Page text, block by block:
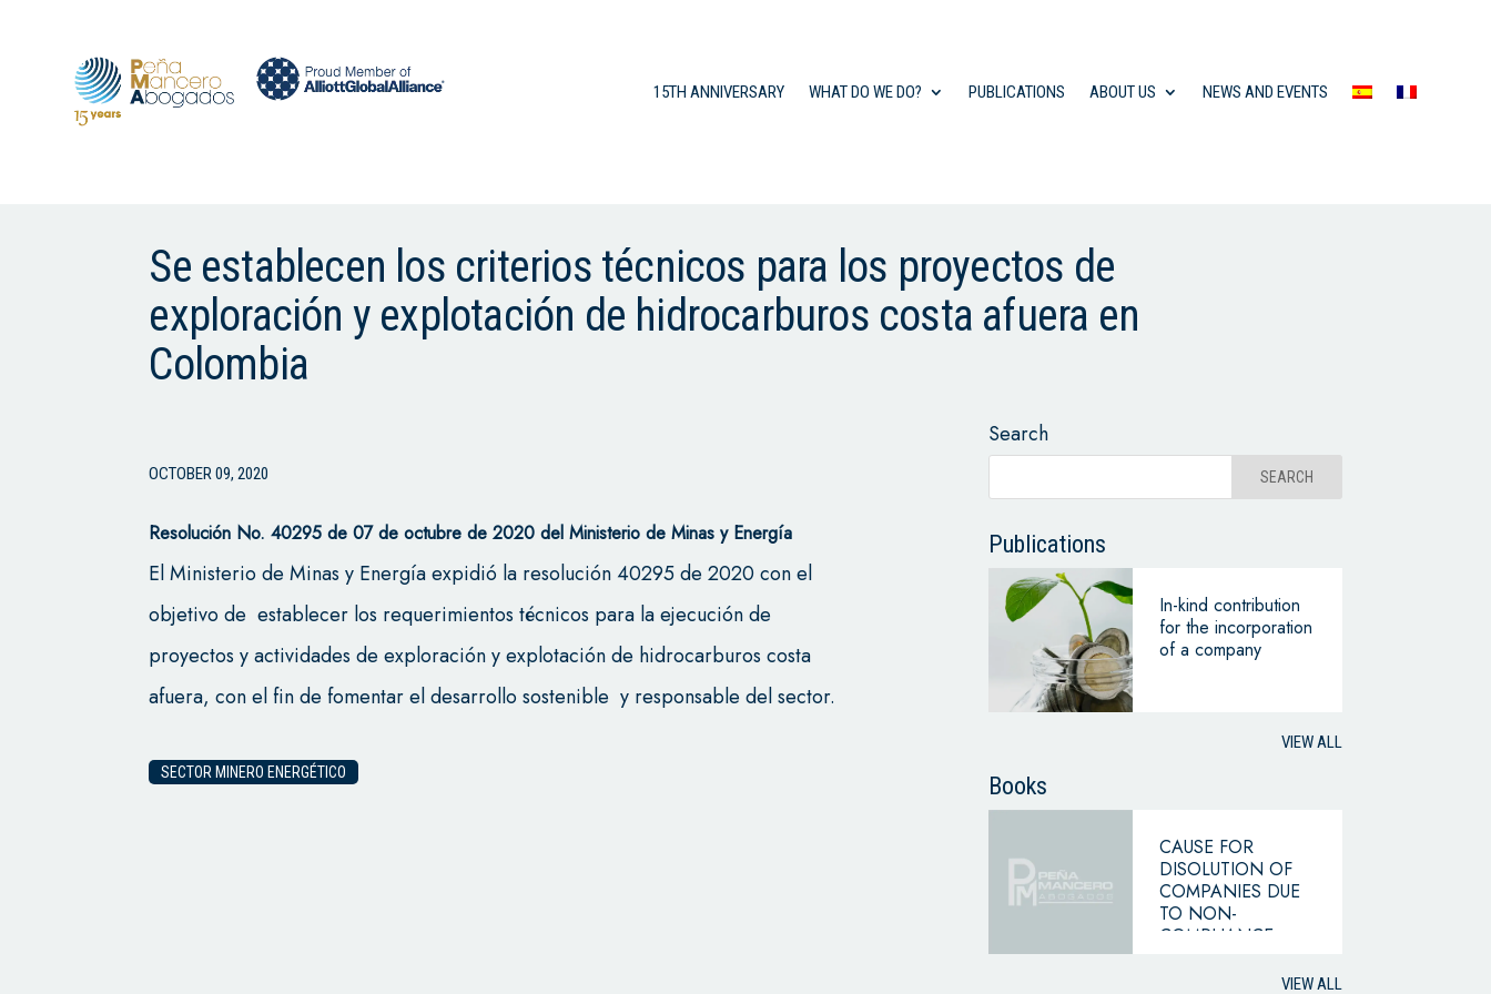
15TH ANNIVERSARY WHAT DO WE DO? PUBLICATIONS ABOUT US NEWS AND EVENTS
Se establecen los criterios técnicos para los proyectos de
exploración y explotación de hidrocarburos costa afuera en
Colombia
OCTOBER 09, 2020
Resolución No. 40295 de 07 de octubre de 2020 del Ministerio de Minas y Energía
El Ministerio de Minas y Energía expidió la resolución 40295 de 2020 con el
objetivo de establecer los requerimientos técnicos para la ejecución de
proyectos y actividades de exploración y explotación de hidrocarburos costa
afuera, con el fin de fomentar el desarrollo sostenible y responsable del sector.
SECTOR MINERO ENERGÉTICO
Search
Publications
In-kind contribution
for the incorporation
of a company
VIEW ALL
Books
CAUSE FOR
DISOLUTION OF
COMPANIES DUE
TO NON-
COMPLIANCE
HYPOTHESIS OFVIEW ALL